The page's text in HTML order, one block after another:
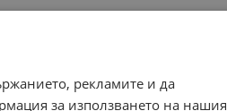
рекламите и да
за използването на нашия